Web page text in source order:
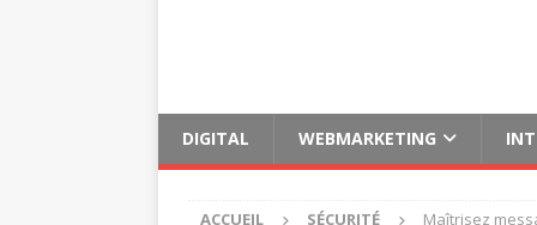
DIGITAL WEBMARKETING
ACCUEIL SÉCURITÉ Maîtrisez